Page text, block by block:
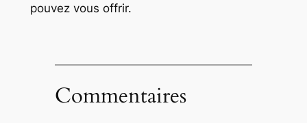
pouvez vous offrir.
Commentaires